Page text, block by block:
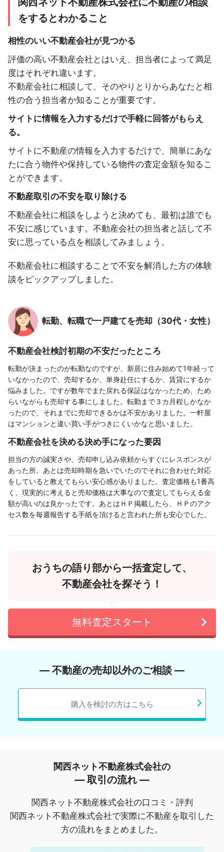
をするとわかること
相性のいい不動産会社が見つかる
評価の高い不動産会社とはいえ、担当者によって満足
度はそれぞれ違います。
不動産会社に相談して、そのやりとりからあなたと相
性の合う担当者か知ることが重要です。
サイトに情報を入力するだけで手軽に回答がもらえ
る。
サイトに不動産の情報を入力するだけで、簡単にあな
たに合う物件や保持している物件の査定金額を知るこ
とができます。
不動産取引の不安を取り除ける
不動産会社に相談をしようと決めても、最初は誰でも
不安に感じています。不動産会社の担当者と話して不
安に思っている点を相談してみましょう。
不動産会社に相談することで不安を解消した方の体験
談をピックアップしました。
転勤、転職で一戸建てを売却（30代・女性）
不動産会社検討初期の不安だったところ
転勤が決まったのが転勤なのですが、新居に住み始めて1年経って
いなかったので、売却するか、単身赴任にするか、賃貸にするか
悩みました。ですが数年でまた戻れる保証はなかったため、ため
らいながらも売却する事にしました。転勤まで３カ月程しかなか
ったので、それまでに売却できるかは不安がありました。一軒屋
はマンションと違い買い手がつきにくいかなと思いました。
不動産会社を決める決め手になった要因
担当の方の誠実さや、売却申し込み依頼からすぐにレスポンスが
あった所。あとは売却時期を急いでいたのでそれに合わせた対応
をしていると教えてもらい安心感がありました。査定価格も1番高
く、現実的に考えると売却価格は大事なので査定してもらえる金
額が高いのは良かったです。あとはＨＰ掲載したら、ＨＰのアク
セス数を毎週報告する手紙を頂けると言われた所も安心でした。
おうちの語り部から一括査定して、
不動産会社を探そう！
無料査定スタート
― 不動産の売却以外のご相談 ―
購入を検討の方はこちら
関西ネット不動産株式会社の
― 取引の流れ ―
関西ネット不動産株式会社の口コミ・評判
関西ネット不動産株式会社で実際に不動産を取引した
方の流れをまとめました。